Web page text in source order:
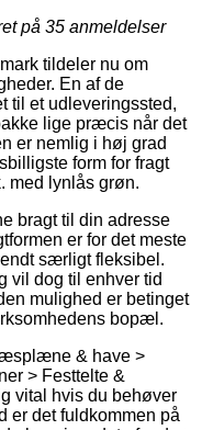
på 35 anmeldelser
tildeler nu om
En af de
til et udleveringssted,
lige præcis når det
er nemlig i høj grad
form for fragt
med lynlås grøn.
bragt til din adresse
er for det meste
særligt fleksibel.
vil dog til enhver tid
mulighed er betinget
bopæl.
& have >
> Festtelte &
vital hvis du behøver
er det fuldkommen på